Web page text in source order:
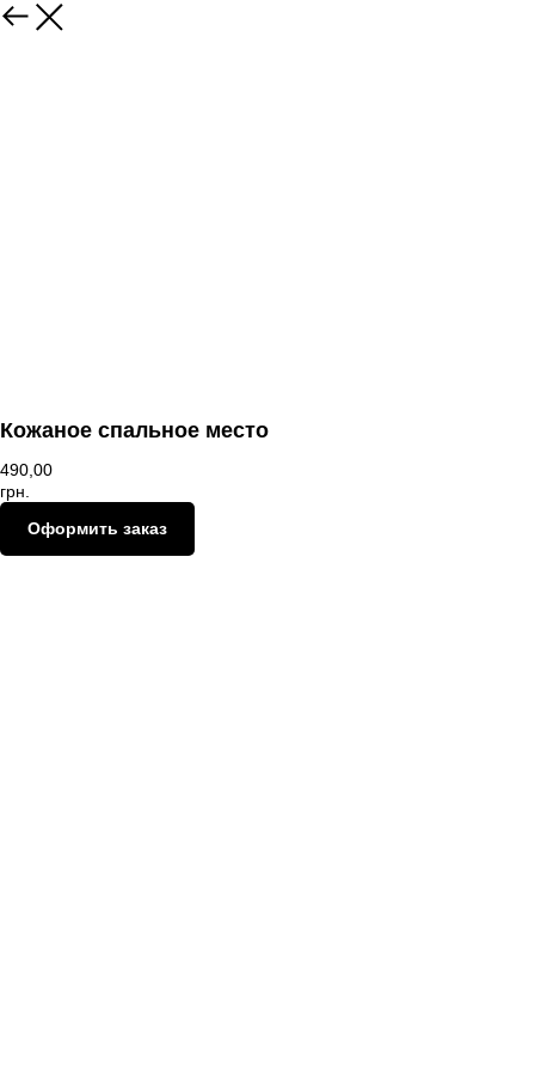
В магазин
Кожаное спальное место
490,00
грн.
Оформить заказ